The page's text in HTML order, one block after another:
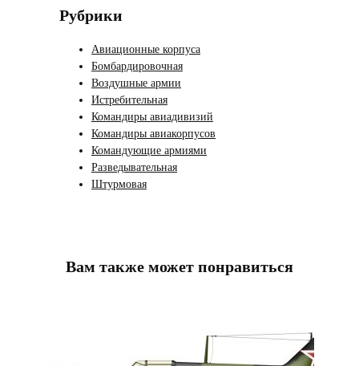
Рубрики
Авиационные корпуса
Бомбардировочная
Воздушные армии
Истребительная
Командиры авиадивизий
Командиры авиакорпусов
Командующие армиями
Разведывательная
Штурмовая
Вам также может понравиться